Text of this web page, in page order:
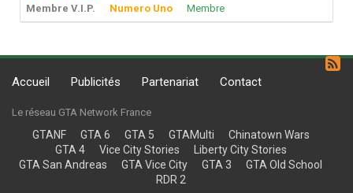
Membre V.I.P.
Numero Uno Membre
Accueil Publicités Partenariat Contact
Le réseau GTA Network France
GTANF GTA 6 GTA 5 GTAMulti
Chinatown Wars
GTA 4
Vice City Stories
Liberty City Stories
GTA San Andreas
GTA Vice City GTA 3
GTA Old School
RDR 2